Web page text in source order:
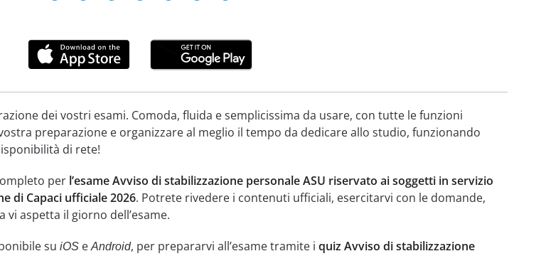
dei vostri esami. Comoda, fluida e semplicissima da usare, con tutte le funzioni
preparazione e organizzare al meglio il tempo da dedicare allo studio, funzionando
di rete!
per l’esame Avviso di stabilizzazione personale ASU riservato ai soggetti in servizio
di Capaci ufficiale 2026. Potrete rivedere i contenuti ufficiali, esercitarvi con le domande,
aspetta il giorno dell’esame.
su iOSeAndroid, per prepararvi all’esame tramite i quiz Avviso di stabilizzazione